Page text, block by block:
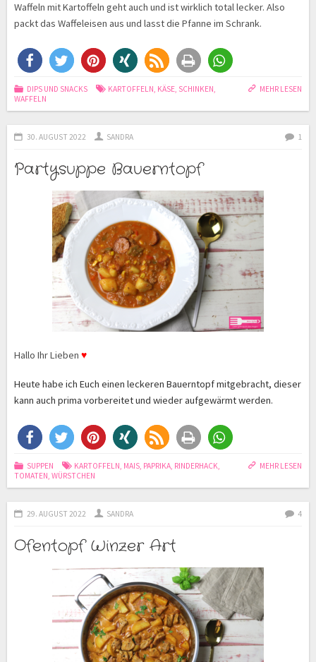
Waffeln mit Kartoffeln geht auch und ist wirklich total lecker. Also
packt das Waffeleisen aus und lasst die Pfanne im Schrank.
MEHR LESEN
DIPS UND SNACKS KARTOFFELN, KÄSE, SCHINKEN,
WAFFELN
30. AUGUST 2022 SANDRA 1
Partysuppe Bauerntopf
Hallo Ihr Lieben ♥
Heute habe ich Euch einen leckeren Bauerntopf mitgebracht, dieser
kann auch prima vorbereitet und wieder aufgewärmt werden.
MEHR LESEN
SUPPEN KARTOFFELN, MAIS, PAPRIKA, RINDERHACK,
TOMATEN, WÜRSTCHEN
29. AUGUST 2022 SANDRA 4
Ofentopf Winzer Art